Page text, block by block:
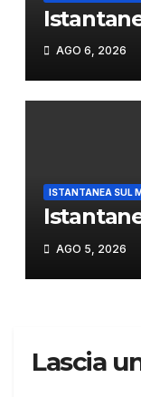
AGO 6, 2026
ISTANTANEA SUL
AGO 5, 2026
Lascia